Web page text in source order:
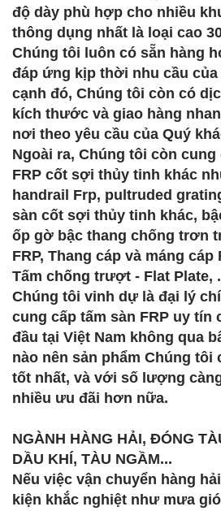
độ dày phù hợp cho nhiều
thông dụng nhất là loại cao
Chúng tôi luôn có sẵn hàng
đáp ứng kịp thời nhu cầu của
cạnh đó, Chúng tôi còn có
kích thước và giao hàng
nơi theo yêu cầu của Quý
Ngoài ra, Chúng tôi còn cung
FRP cốt sợi thủy tinh khác
handrail Frp, pultruded
sàn cốt sợi thủy tinh khác,
ốp gờ bậc thang chống trơn
FRP, Thang cáp và máng cáp
Tấm chống trượt - Flat Plate,
Chúng tôi vinh dự là đại lý
cung cấp tấm sàn FRP uy tín
đầu tại Việt Nam không qua
nào nên sản phẩm Chúng tôi
tốt nhất, và với số lượng
nhiều ưu đãi hơn nữa.
NGÀNH HÀNG HẢI, ĐÓNG
DẦU KHÍ, TÀU NGẦM...
Nếu việc vận chuyển hàng
kiện khắc nghiệt như mưa